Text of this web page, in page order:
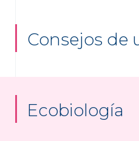
Consejos de
Ecobiología